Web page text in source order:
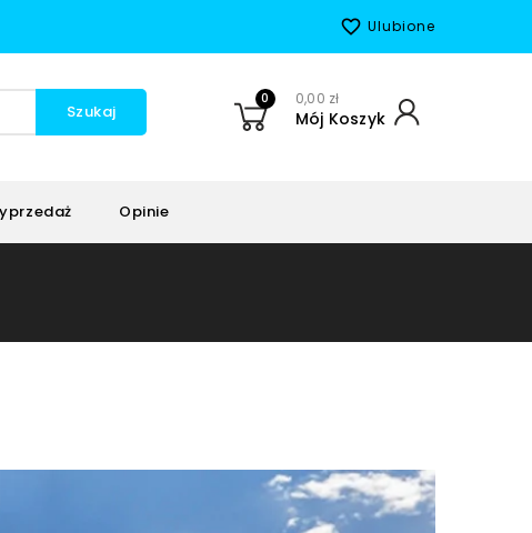
favorite_border Ulubione
Szukaj
0 0,00 zł
Mój Koszyk
Opinie